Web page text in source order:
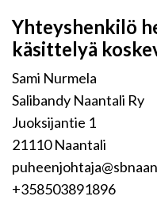
Yhteyshenkilö
käsittelyä
Sami Nurmela
Salibandy Naantali Ry
Juoksijantie 1
21110 Naantali
+358503891896